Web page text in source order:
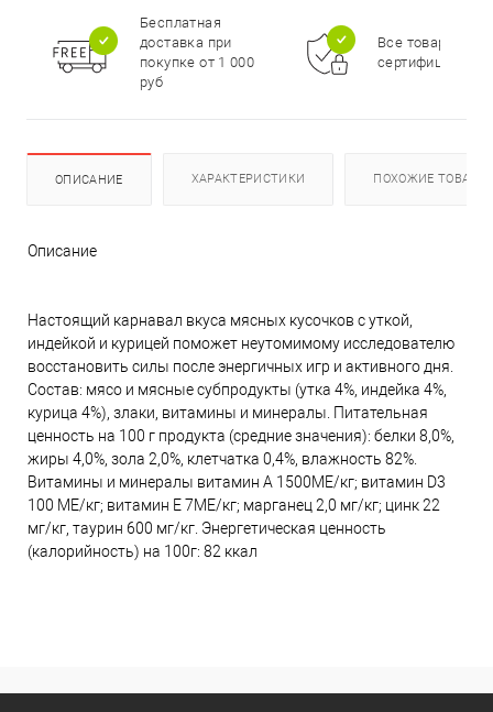
Бесплатная
доставка при
покупке от 1 000
руб
Все товары
ОПИСАНИЕ ХАРАКТЕРИСТИКИ ПОХОЖИЕ ТОВАРЫ
Описание
Настоящий карнавал вкуса мясных кусочков с уткой,
индейкой и курицей поможет неутомимому исследователю
восстановить силы после энергичных игр и активного дня.
Состав: мясо и мясные субпродукты (утка 4%, индейка 4%,
курица 4%), злаки, витамины и минералы. Питательная
ценность на 100 г продукта (средние значения): белки 8,0%,
жиры 4,0%, зола 2,0%, клетчатка 0,4%, влажность 82%.
Витамины и минералы витамин А 1500ME/кг; витамин D3
100 МЕ/кг; витамин Е 7ME/кг; марганец 2,0 мг/кг; цинк 22
мг/кг, таурин 600 мг/кг. Энергетическая ценность
(калорийность) на 100г: 82 ккал